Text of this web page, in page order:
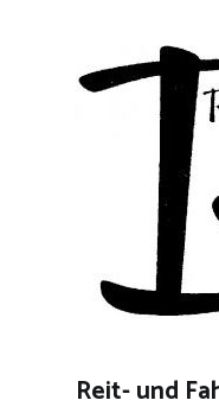
Reit- und